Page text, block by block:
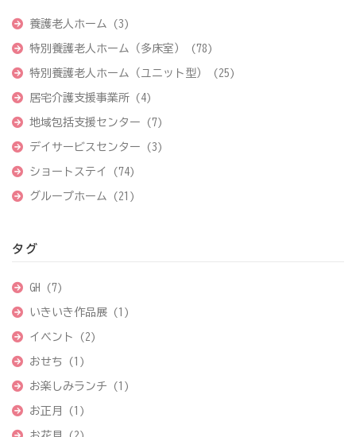
養護老人ホーム (3)
特別養護老人ホーム（多床室） (78)
特別養護老人ホーム（ユニット型） (25)
居宅介護支援事業所 (4)
地域包括支援センター (7)
デイサービスセンター (3)
ショートステイ (74)
グループホーム (21)
タグ
GH (7)
いきいき作品展 (1)
イベント (2)
おせち (1)
お楽しみランチ (1)
お正月 (1)